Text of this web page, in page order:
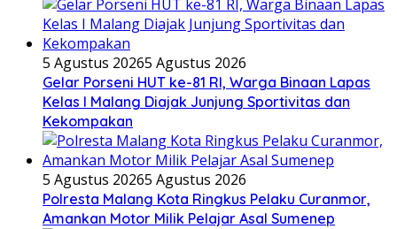
5 Agustus 20265 Agustus 2026
Gelar Porseni HUT ke-81 RI, Warga Binaan Lapas
Kelas I Malang Diajak Junjung Sportivitas dan
Kekompakan
5 Agustus 20265 Agustus 2026
Polresta Malang Kota Ringkus Pelaku Curanmor,
Amankan Motor Milik Pelajar Asal Sumenep